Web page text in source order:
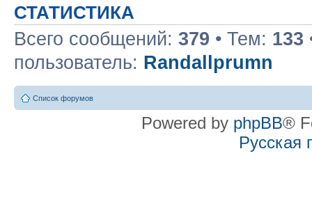
СТАТИСТИКА
Всего сообщений: 379 • Тем: 133
пользователь: Randallprumn
Список форумов
Powered by phpBB®
Русская